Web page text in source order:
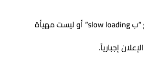
الكثير من المواقع “ب slow loading” أو ليست مهيأة
إجبارياً.